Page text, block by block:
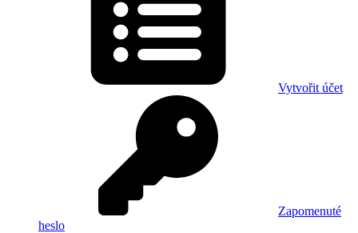
Vytvořit účet
Zapomenuté
heslo